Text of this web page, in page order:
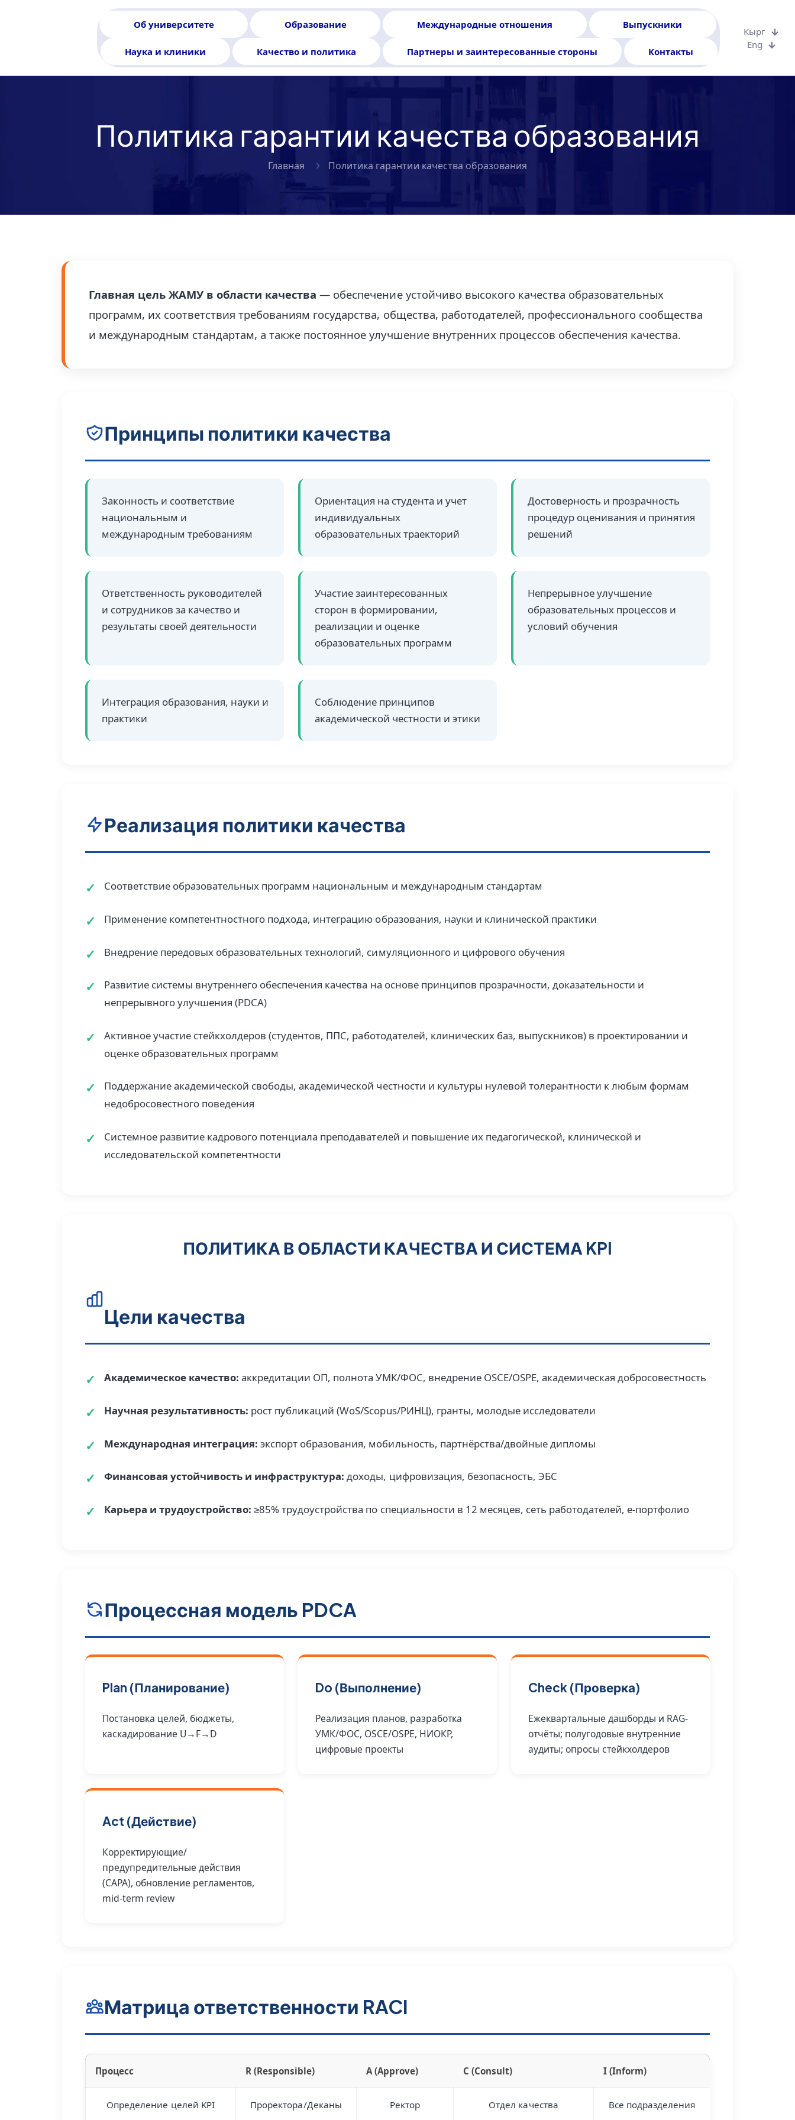
Об университете Образование Международные отношения Выпускники
Наука и клиники Качество и политика Партнеры и заинтересованные стороны Контакты
Кырг
Eng
Политика гарантии качества образования
Главная Политика гарантии качества образования
Главная цель ЖАМУ в области качества — обеспечение устойчиво высокого качества образовательных
программ, их соответствия требованиям государства, общества, работодателей, профессионального сообщества
и международным стандартам, а также постоянное улучшение внутренних процессов обеспечения качества.
Принципы политики качества
Законность и соответствие
национальным и
международным требованиям
Ориентация на студента и учет
индивидуальных
образовательных траекторий
Достоверность и прозрачность
процедур оценивания и принятия
решений
Ответственность руководителей
и сотрудников за качество и
результаты своей деятельности
Участие заинтересованных
сторон в формировании,
реализации и оценке
образовательных программ
Непрерывное улучшение
образовательных процессов и
условий обучения
Интеграция образования, науки и
практики
Соблюдение принципов
академической честности и этики
Реализация политики качества
Соответствие образовательных программ национальным и международным стандартам
Применение компетентностного подхода, интеграцию образования, науки и клинической практики
Внедрение передовых образовательных технологий, симуляционного и цифрового обучения
Развитие системы внутреннего обеспечения качества на основе принципов прозрачности, доказательности и
непрерывного улучшения (PDCA)
Активное участие стейкхолдеров (студентов, ППС, работодателей, клинических баз, выпускников) в проектировании и
оценке образовательных программ
Поддержание академической свободы, академической честности и культуры нулевой толерантности к любым формам
недобросовестного поведения
Системное развитие кадрового потенциала преподавателей и повышение их педагогической, клинической и
исследовательской компетентности
ПОЛИТИКА В ОБЛАСТИ КАЧЕСТВА И СИСТЕМА KPI
Цели качества
Академическое качество: аккредитации ОП, полнота УМК/ФОС, внедрение OSCE/OSPE, академическая добросовестность
Научная результативность: рост публикаций (WoS/Scopus/РИНЦ), гранты, молодые исследователи
Международная интеграция: экспорт образования, мобильность, партнёрства/двойные дипломы
Финансовая устойчивость и инфраструктура: доходы, цифровизация, безопасность, ЭБС
Карьера и трудоустройство: ≥85% трудоустройства по специальности в 12 месяцев, сеть работодателей, e‑портфолио
Процессная модель PDCA
Plan (Планирование)
Постановка целей, бюджеты,
каскадирование U→F→D
Do (Выполнение)
Реализация планов, разработка
УМК/ФОС, OSCE/OSPE, НИОКР,
цифровые проекты
Check (Проверка)
Ежеквартальные дашборды и RAG-
отчёты; полугодовые внутренние
аудиты; опросы стейкхолдеров
Act (Действие)
Корректирующие/
предупредительные действия
(CAPA), обновление регламентов,
mid‑term review
Матрица ответственности RACI
Процесс R (Responsible) A (Approve) C (Consult) I (Inform)
Определение целей KPI Проректора/Деканы Ректор Отдел качества Все подразделения